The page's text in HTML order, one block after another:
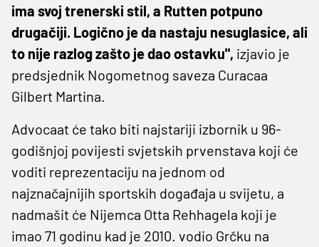
ima svoj trenerski stil, a Rutten potpuno
drugačiji. Logično je da nastaju nesuglasice, ali
to nije razlog zašto je dao ostavku", izjavio je
predsjednik Nogometnog saveza Curacaa
Gilbert Martina.
Advocaat će tako biti najstariji izbornik u 96-
godišnjoj povijesti svjetskih prvenstava koji će
voditi reprezentaciju na jednom od
najznačajnijih sportskih događaja u svijetu, a
nadmašit će Nijemca Otta Rehhagela koji je
imao 71 godinu kad je 2010. vodio Grčku na